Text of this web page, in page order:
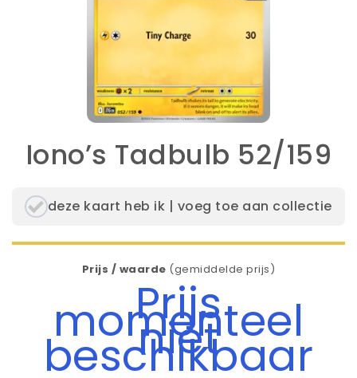
Iono’s Tadbulb 52/159
deze kaart heb ik | voeg toe aan collectie
Prijs / waarde (gemiddelde prijs)
Prijs
momenteel
niet
beschikbaar